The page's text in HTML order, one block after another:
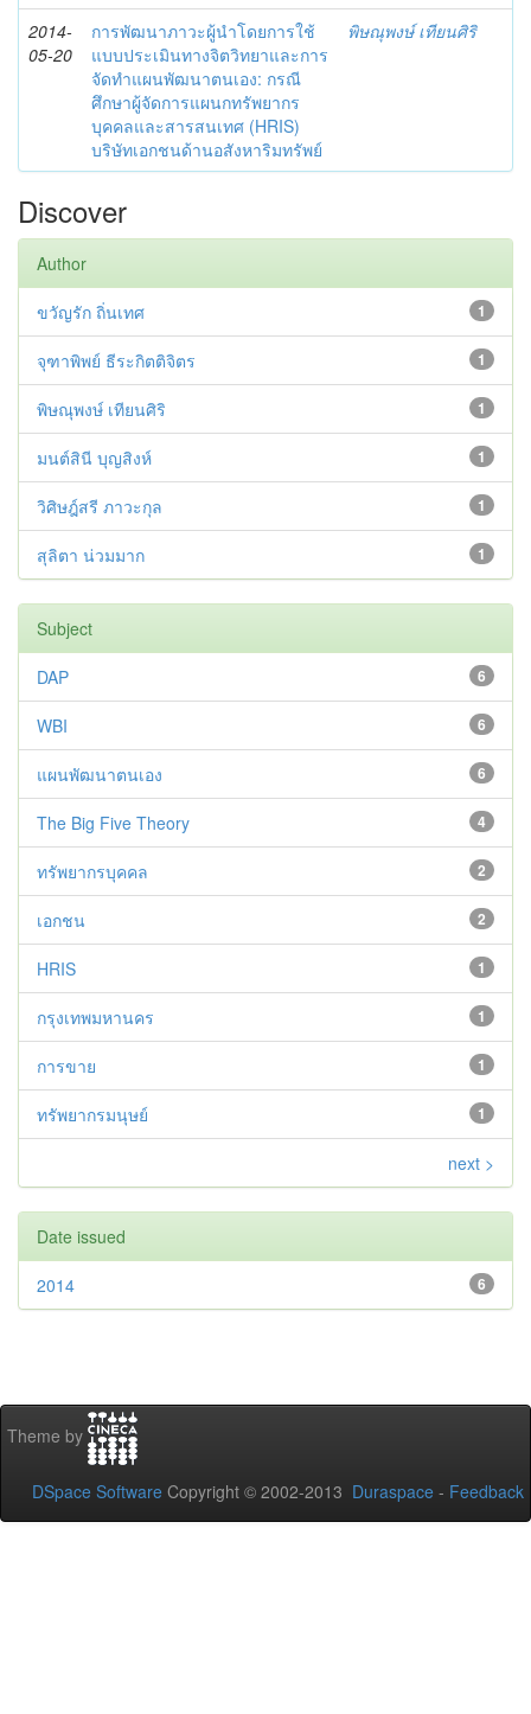
2014-
05-20
การพัฒนาภาวะผู้นำโดยการใช้
แบบประเมินทางจิตวิทยาและการ
จัดทำแผนพัฒนาตนเอง: กรณี
ศึกษาผู้จัดการแผนกทรัพยากร
บุคคลและสารสนเทศ (HRIS)
บริษัทเอกชนด้านอสังหาริมทรัพย์
พิษณุพงษ์ เทียนศิริ
Discover
Author
1
ขวัญรัก ถิ่นเทศ
1
จุฑาพิพย์ ธีระกิตติจิตร
1
พิษณุพงษ์ เทียนศิริ
1
มนต์สินี บุญสิงห์
1
วิศิษฎ์สรี ภาวะกุล
1
สุลิตา น่วมมาก
Subject
6
DAP
6
WBI
6
แผนพัฒนาตนเอง
4
The Big Five Theory
2
ทรัพยากรบุคคล
2
เอกชน
1
HRIS
1
กรุงเทพมหานคร
1
การขาย
1
ทรัพยากรมนุษย์
next >
Date issued
6
2014
Theme by
DSpace Software Copyright © 2002-2013 Duraspace - Feedback